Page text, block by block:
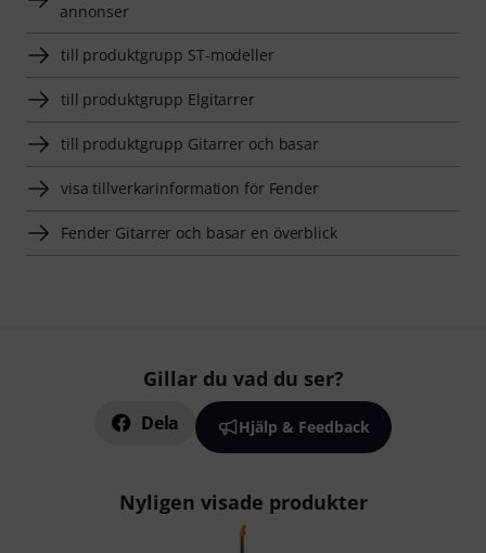
annonser
till produktgrupp ST-modeller
till produktgrupp Elgitarrer
till produktgrupp Gitarrer och basar
visa tillverkarinformation för Fender
Fender Gitarrer och basar en överblick
Gillar du vad du ser?
Dela Hjälp & Feedback
Nyligen visade produkter